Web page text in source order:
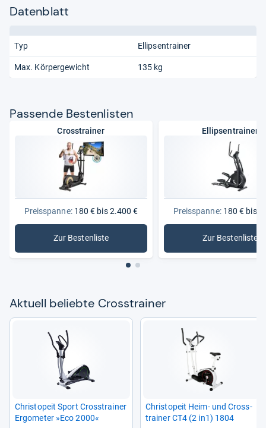
Datenblatt
Typ Ellipsentrainer
Max. Körpergewicht 135 kg
Pas­sende Bes­ten­lis­ten
Crosstrainer
Preisspanne:180 € bis 2.400 €
Zur Bestenliste
: Crosstrainer
Ellipsentrainer
Preisspanne:180 € bis
Zur Bestenliste
:
Aktu­ell beliebte Cross­trai­ner
Christ­o­peit Sport Cross­trai­ner
Ergo­me­ter »Eco 2000«
Christ­o­peit Heim-​ und Cross­
trai­ner CT4 (2 in1) 1804